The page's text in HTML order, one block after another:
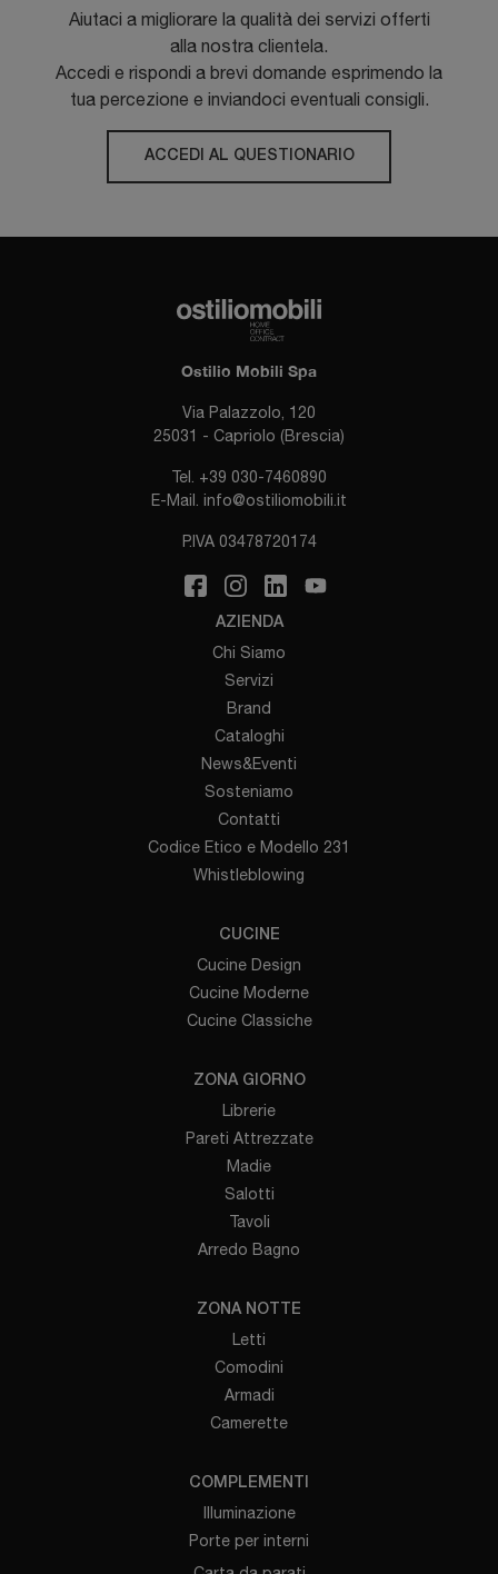
Aiutaci a migliorare la qualità dei servizi offerti
alla nostra clientela.
Accedi e rispondi a brevi domande esprimendo la
tua percezione e inviandoci eventuali consigli.
ACCEDI AL QUESTIONARIO
Ostilio Mobili Spa
Via Palazzolo, 120
25031 - Capriolo (Brescia)
Tel. +39 030-7460890
E-Mail. info@ostiliomobili.it
P.IVA 03478720174
AZIENDA
Chi Siamo
Servizi
Brand
Cataloghi
News&Eventi
Sosteniamo
Contatti
Codice Etico e Modello 231
Whistleblowing
CUCINE
Cucine Design
Cucine Moderne
Cucine Classiche
ZONA GIORNO
Librerie
Pareti Attrezzate
Madie
Salotti
Tavoli
Arredo Bagno
ZONA NOTTE
Letti
Comodini
Armadi
Camerette
COMPLEMENTI
Illuminazione
Porte per interni